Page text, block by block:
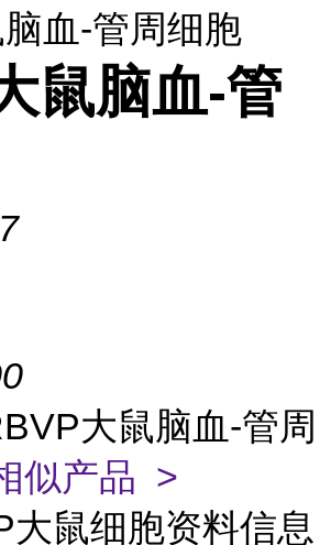
血-管周细胞
鼠脑血-管
大鼠脑血-管周
似产品 >
大鼠细胞资料信息